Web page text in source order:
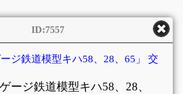
ID:7557
ジ鉄道模型キハ58、28、65」 交
ージ鉄道模型キハ58、28、